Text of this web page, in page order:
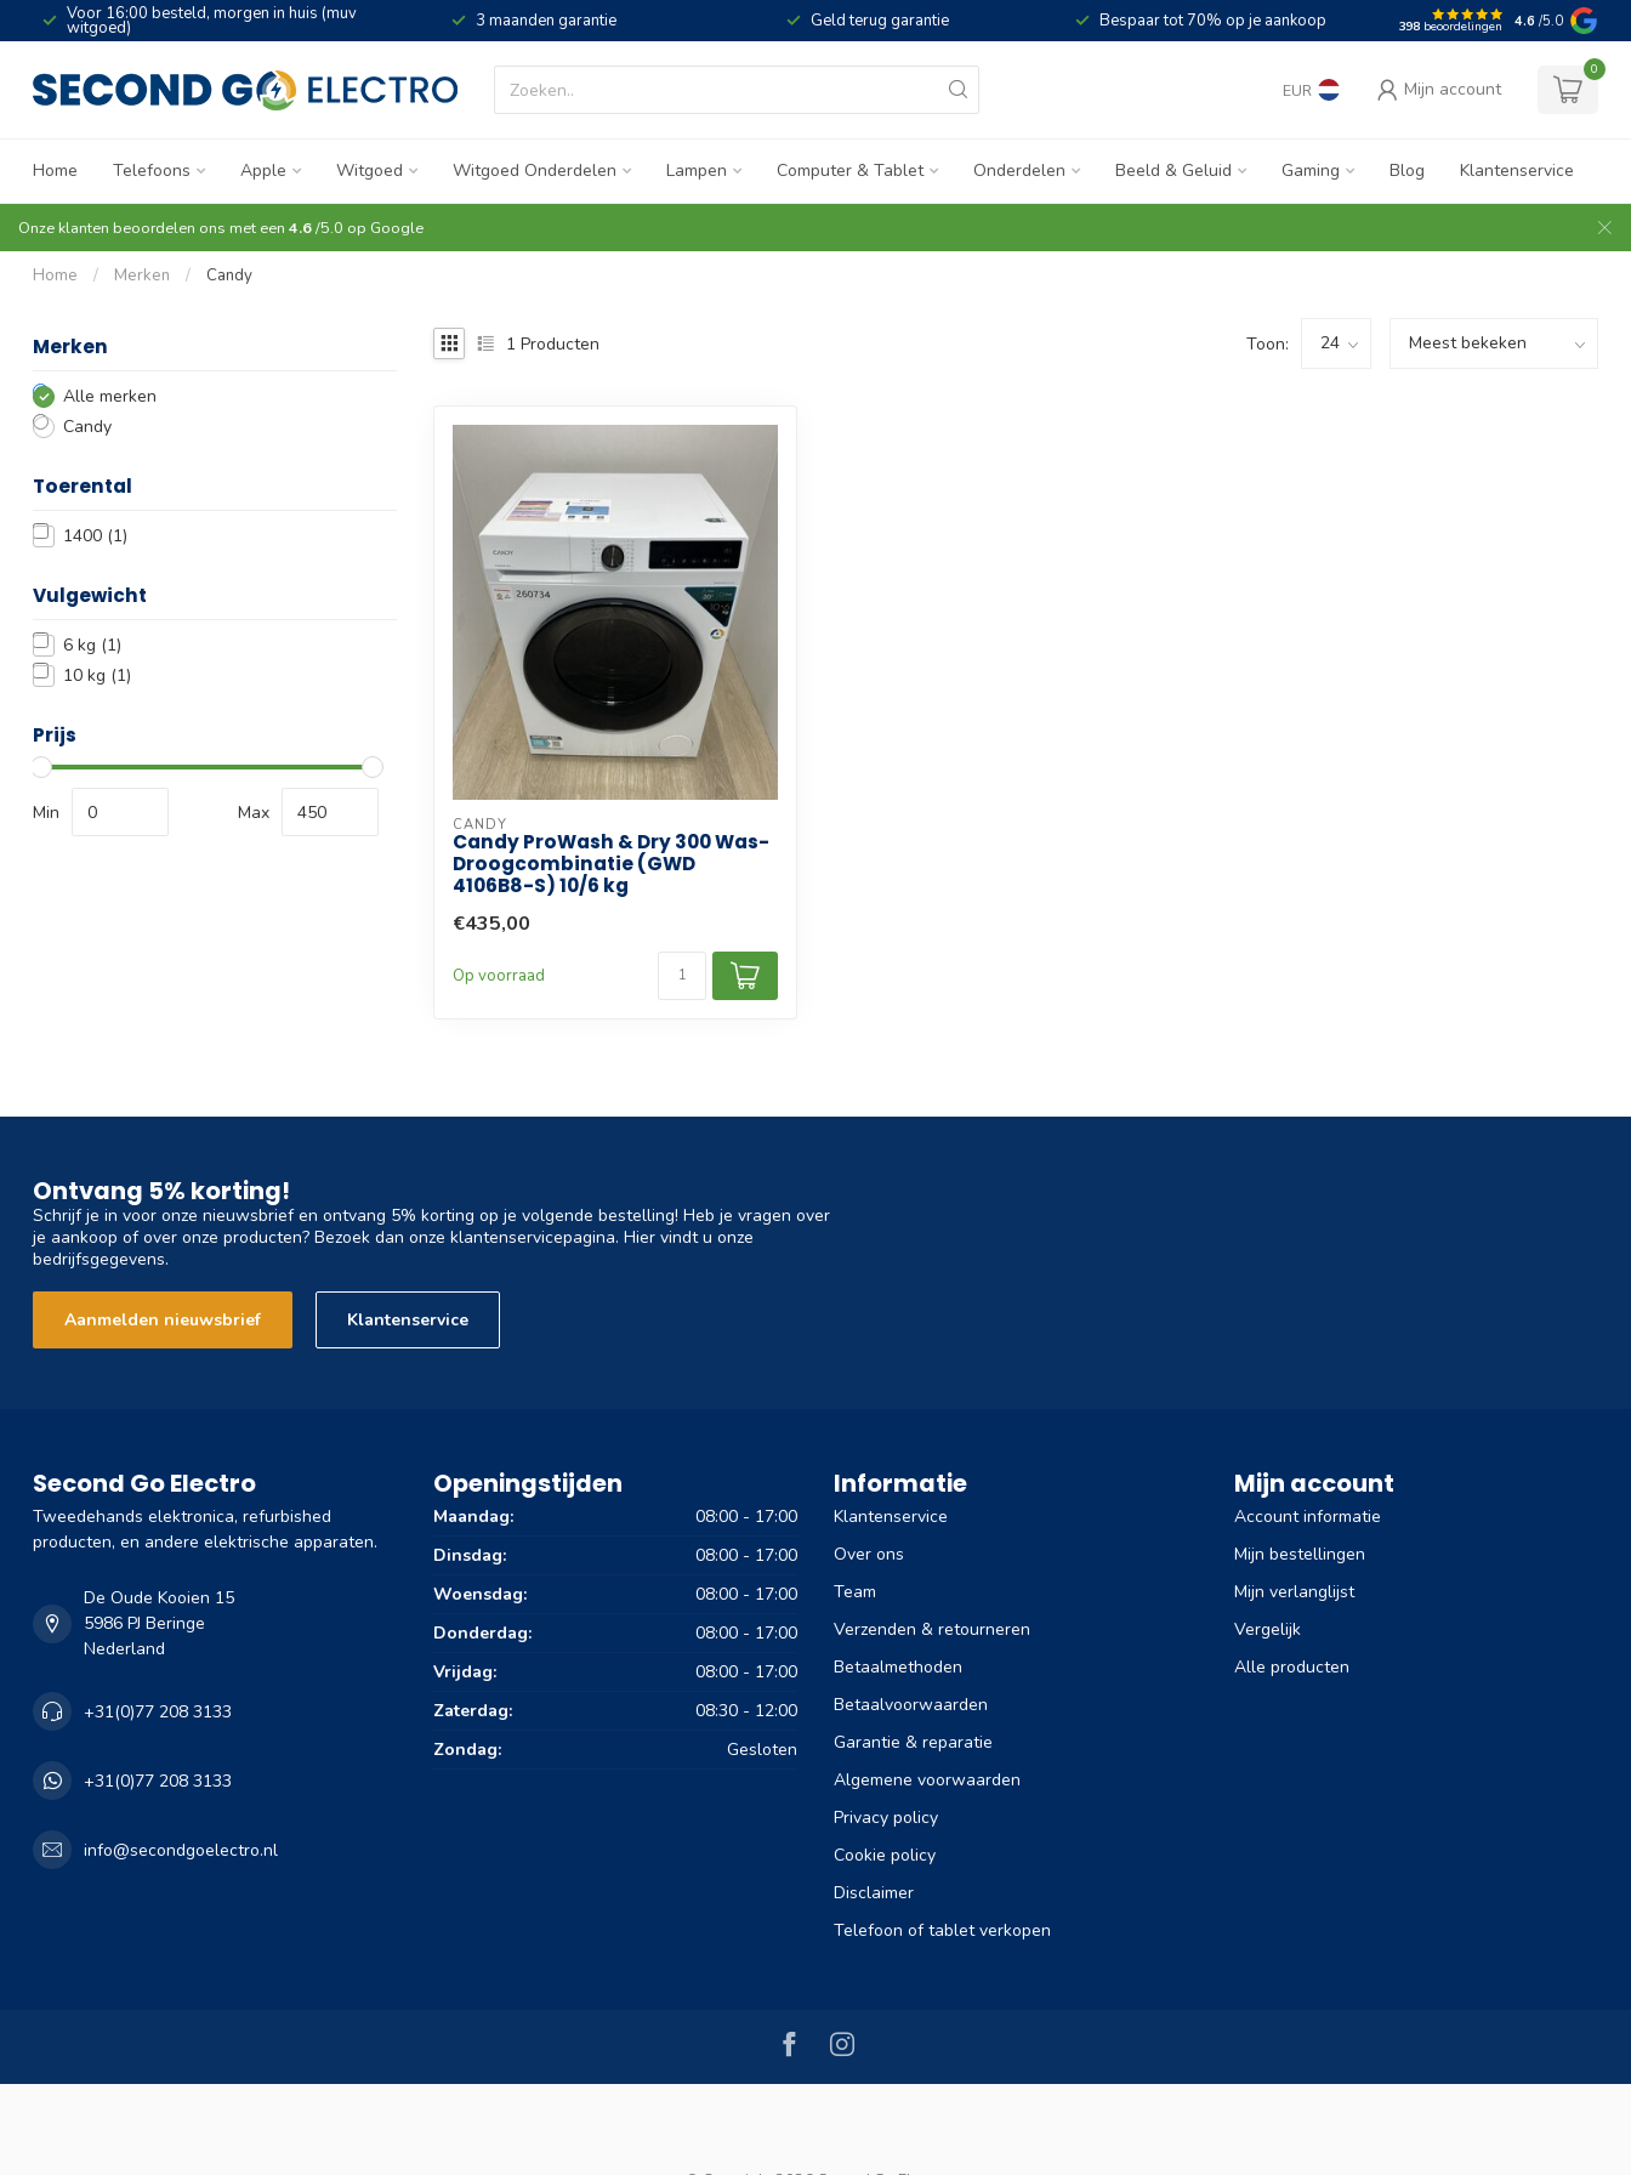
Voor 16:00 besteld, morgen in huis (muv
witgoed) 3 maanden garantie Geld terug garantie Bespaar tot 70% op je aankoop 398 beoordelingen 4.6 /5.0
EUR Mijn account
0
Home Telefoons Apple Witgoed Witgoed Onderdelen Lampen Computer & Tablet Onderdelen Beeld & Geluid Gaming Blog Klantenservice
Onze klanten beoordelen ons met een 4.6/5.0 op Google
Home / Merken / Candy
Merken
Alle merken
Candy
Toerental
1400 (1)
Vulgewicht
6 kg (1)
10 kg (1)
Prijs
Min Max
1 Producten Toon:
CANDY
Candy ProWash & Dry 300 Was-
Droogcombinatie (GWD
4106B8-S) 10/6 kg
€435,00
Op voorraad
Ontvang 5% korting!
Schrijf je in voor onze nieuwsbrief en ontvang 5% korting op je volgende bestelling! Heb je vragen over
je aankoop of over onze producten? Bezoek dan onze klantenservicepagina. Hier vindt u onze
bedrijfsgegevens.
Aanmelden nieuwsbrief Klantenservice
Second Go Electro
Tweedehands elektronica, refurbished
producten, en andere elektrische apparaten.
De Oude Kooien 15
5986 PJ Beringe
Nederland
+31(0)77 208 3133
+31(0)77 208 3133
info@secondgoelectro.nl
Openingstijden
Maandag:
08:00 - 17:00
Dinsdag:
08:00 - 17:00
Woensdag:
08:00 - 17:00
Donderdag:
08:00 - 17:00
Vrijdag:
08:00 - 17:00
Zaterdag:
08:30 - 12:00
Zondag:
Gesloten
Informatie
Klantenservice
Over ons
Team
Verzenden & retourneren
Betaalmethoden
Betaalvoorwaarden
Garantie & reparatie
Algemene voorwaarden
Privacy policy
Cookie policy
Disclaimer
Telefoon of tablet verkopen
Mijn account
Account informatie
Mijn bestellingen
Mijn verlanglijst
Vergelijk
Alle producten